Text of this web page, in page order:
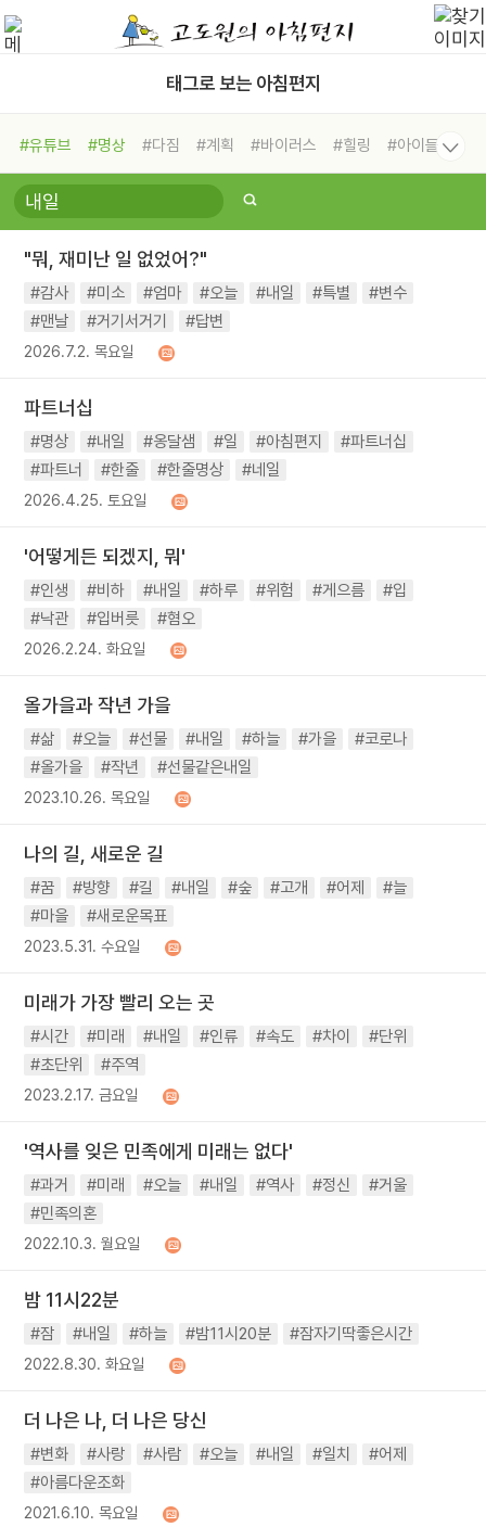
태그로 보는 아침편지
#유튜브 #명상 #다짐 #계획 #바이러스 #힐링
#아이들
#비전캠프
#독서캠프 #삶
#희망
#나눔 #친구 #링컨학교
#독서
#건강 #면역력
"뭐, 재미난 일 없었어?"
#감사 #미소 #엄마 #오늘 #내일 #특별
#변수
#맨날
#거기서거기 #답변
2026.7.2. 목요일
파트너십
#명상 #내일 #옹달샘 #일 #아침편지
#파트너십
#파트너
#한줄 #한줄명상 #네일
2026.4.25. 토요일
'어떻게든 되겠지, 뭐'
#인생 #비하 #내일 #하루 #위험 #게으름
#입
#낙관
#입버릇 #혐오
2026.2.24. 화요일
올가을과 작년 가을
#삶 #오늘 #선물 #내일 #하늘 #가을
#코로나
#올가을
#작년 #선물같은내일
2023.10.26. 목요일
나의 길, 새로운 길
#꿈 #방향 #길 #내일 #숲 #고개 #어제
#늘
#마을
#새로운목표
2023.5.31. 수요일
미래가 가장 빨리 오는 곳
#시간 #미래 #내일 #인류 #속도 #차이
#단위
#초단위
#주역
2023.2.17. 금요일
'역사를 잊은 민족에게 미래는 없다'
#과거 #미래 #오늘 #내일 #역사 #정신
#거울
#민족의혼
2022.10.3. 월요일
밤 11시22분
#잠 #내일 #하늘 #밤11시20분 #잠자기딱좋은시간
2022.8.30. 화요일
더 나은 나, 더 나은 당신
#변화 #사랑 #사람 #오늘 #내일 #일치
#어제
#아름다운조화
2021.6.10. 목요일